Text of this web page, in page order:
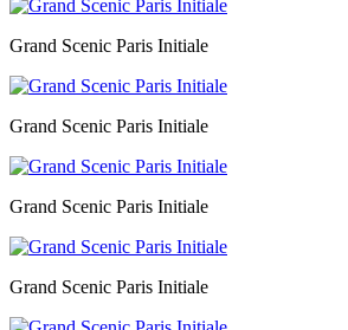
Grand Scenic Paris Initiale
Grand Scenic Paris Initiale
Grand Scenic Paris Initiale
Grand Scenic Paris Initiale